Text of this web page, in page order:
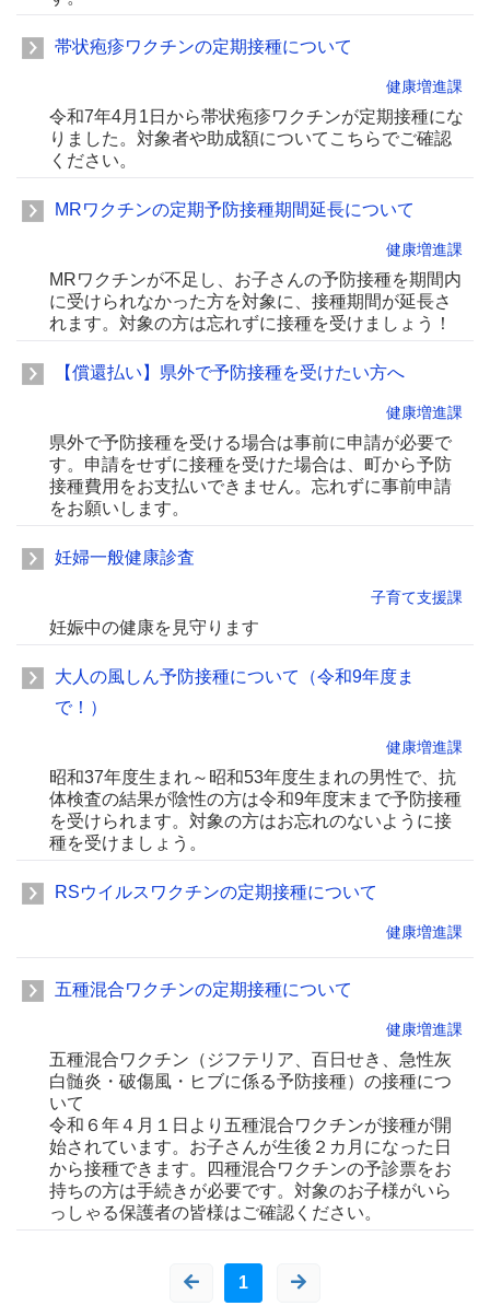
帯状疱疹ワクチンの定期接種について
健康増進課
令和7年4月1日から帯状疱疹ワクチンが定期接種にな
りました。対象者や助成額についてこちらでご確認
ください。
MRワクチンの定期予防接種期間延長について
健康増進課
MRワクチンが不足し、お子さんの予防接種を期間内
に受けられなかった方を対象に、接種期間が延長さ
れます。対象の方は忘れずに接種を受けましょう！
【償還払い】県外で予防接種を受けたい方へ
健康増進課
県外で予防接種を受ける場合は事前に申請が必要で
す。申請をせずに接種を受けた場合は、町から予防
接種費用をお支払いできません。忘れずに事前申請
をお願いします。
妊婦一般健康診査
子育て支援課
妊娠中の健康を見守ります
大人の風しん予防接種について（令和9年度ま
で！）
健康増進課
昭和37年度生まれ～昭和53年度生まれの男性で、抗
体検査の結果が陰性の方は令和9年度末まで予防接種
を受けられます。対象の方はお忘れのないように接
種を受けましょう。
RSウイルスワクチンの定期接種について
健康増進課
五種混合ワクチンの定期接種について
健康増進課
五種混合ワクチン（ジフテリア、百日せき、急性灰
白髄炎・破傷風・ヒブに係る予防接種）の接種につ
いて
令和６年４月１日より五種混合ワクチンが接種が開
始されています。お子さんが生後２カ月になった日
から接種できます。四種混合ワクチンの予診票をお
持ちの方は手続きが必要です。対象のお子様がいら
っしゃる保護者の皆様はご確認ください。
1